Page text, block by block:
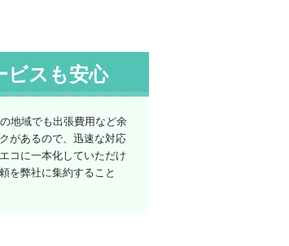
ビスも安心
地域でも出張費用など余
があるので、迅速な対応
コに一本化していただけ
を弊社に集約すること